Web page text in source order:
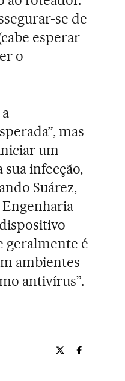
se de
esperar
o
mas
um
infecção,
Suárez,
geralmente é
ambientes
antivírus”.
Tecnologia El
Tecnologia